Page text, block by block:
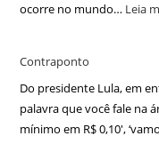
ocorre no mundo… Leia
Contraponto
Do presidente Lula, em
palavra que você fale na
mínimo em R$ 0,10′,